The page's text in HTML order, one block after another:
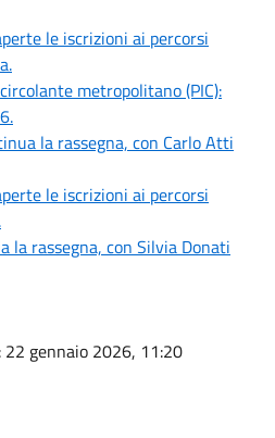
le iscrizioni ai percorsi
metropolitano (PIC):
la rassegna, con Carlo Atti
le iscrizioni ai percorsi
la rassegna, con Silvia Donati
: 22 gennaio 2026, 11:20